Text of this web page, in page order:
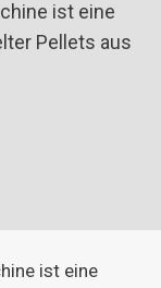
ist eine
Pellets aus
ist eine